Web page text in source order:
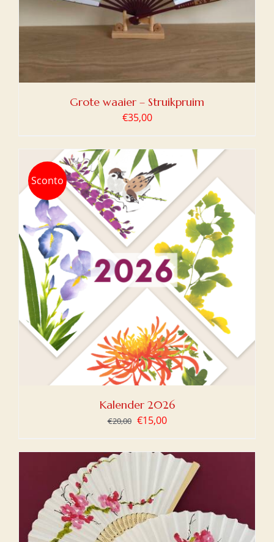
Grote waaier – Struikpruim
€35,00
Sconto
Kalender 2026
€20,00 Oorspronkelijke
was:
€15,00Huidige
is:
€15,00.